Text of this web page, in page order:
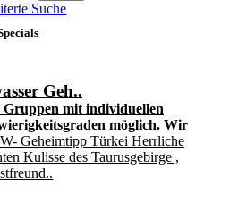
Suche
Geh..
mit individuellen
möglich. Wir
Geheimtipp Türkei Herrliche
Kulisse des Taurusgebirge ,